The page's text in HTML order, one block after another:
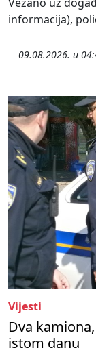
informacija),
09.08.2026. u
Vijesti
Dva
istom danu